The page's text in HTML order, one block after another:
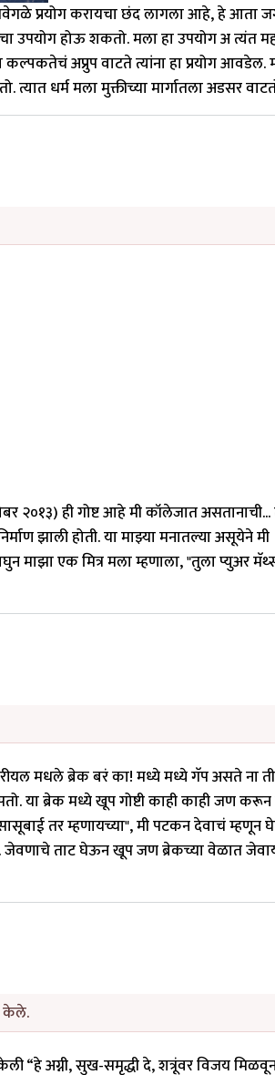
प्रयोग करायचा छंद लागला आहे, हे आता
होऊ शकतो. मला हा उपयोग अ त्यंत
अप्रुप वाटते त्यांना हा प्रयोग आवडेल.
धर्म मला मुक्तीच्या मार्गातला अडसर
२०१३) ही गोष्ट आहे मी कॉलेजात असतानाची...
झाली होती. या माझ्या मनातल्या असूयेने मी
माझा एक मित्र मला म्हणाला, "तुला प्युअर
मधले ब्रेक बरं का! मध्ये मध्ये गॅप असते ना
या ब्रेक मध्ये खूप गोष्टी काही काही जण
तर म्हणायच्या", मी पटकन देवाचं म्हणून
जेवणाचे ताट घेऊन खूप जण ब्रेकच्या वेळात
केले.
केली “हे अग्नी, सुख-समृद्धी दे, शत्रूंवर विजय